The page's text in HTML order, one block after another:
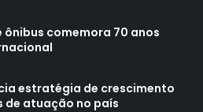
comemora 70 anos
estratégia de crescimento
de atuação no país